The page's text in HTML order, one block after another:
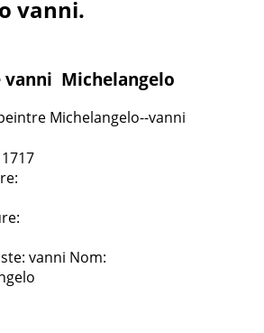
vanni.
Michelangelo
vanni Nom: